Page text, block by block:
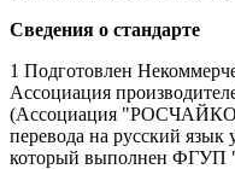
Сведения о стандарте
1 Подготовлен
Ассоциация
(Ассоциация
перевода на русский язык
который выполнен